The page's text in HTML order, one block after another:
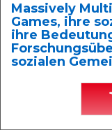
Massively
Games, ihre
ihre
sozialen